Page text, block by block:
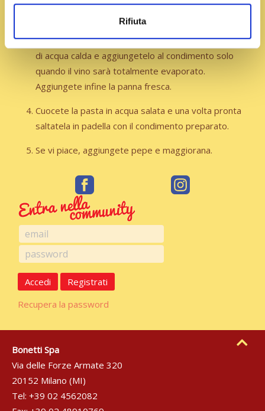
Rifiuta
gamberi sgusciati e sfumate con vino bianco.
Nel frattempo, sciogliete lo zafferano in un mestolo
di acqua calda e aggiungetelo al condimento solo
quando il vino sarà totalmente evaporato.
Aggiungete infine la panna fresca.
Cuocete la pasta in acqua salata e una volta pronta
saltatela in padella con il condimento preparato.
Se vi piace, aggiungete pepe e maggiorana.
Accedi
Registrati
Recupera la password
Bonetti Spa
Via delle Forze Armate 320
20152 Milano (MI)
Tel: +39 02 4562082